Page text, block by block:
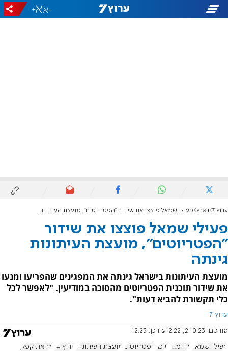
-
+
ערוץ 7 בארץ פעילי שמאל פוצצו את שידור "הפטריוטים", מועצת העיתונות גינתה
פעילי שמאל פוצצו את שידור
"הפטריוטים", מועצת העיתונות
גינתה
מועצת העיתונות בישראל גינתה את המפגינים שהפריעו ומנעו
את שידור תוכנית הפטריוטים מהסוכה במודיעין. "לאפשר לכל
כלי תקשורת להביא דעות".
ערוץ 7
פורסם: 2.10.23, 12:22 עודכן: 12:23
פעילי שמאל ינון מגל סוכה הפטריוטים מועצת העיתונות ערוץ 14 מחאת קפלן